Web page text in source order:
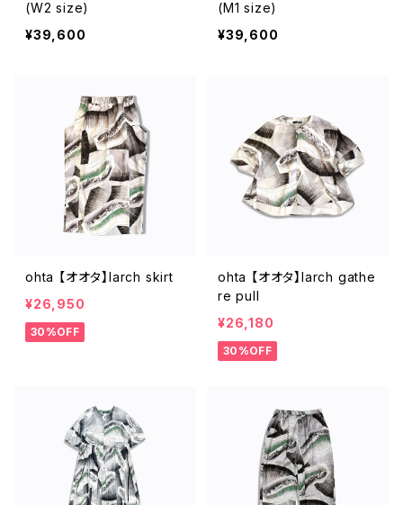
(W2 size)
¥39,600
(M1 size)
¥39,600
ohta 【オオタ】larch skirt
¥26,950
30%OFF
ohta 【オオタ】larch gathe
re pull
¥26,180
30%OFF